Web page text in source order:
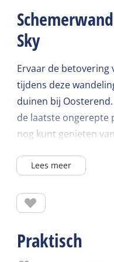
Sky
Ervaar de betovering
tijdens deze
duinen bij
de laatste ongerepte
nog kunt genieten
kun je zelfs de
zelfs officieel erkend
van de prachtige
sterrenpracht terwijl
luisteren naar
Lees meer
Praktisch